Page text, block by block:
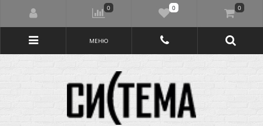
МЕНЮ
0 0 0